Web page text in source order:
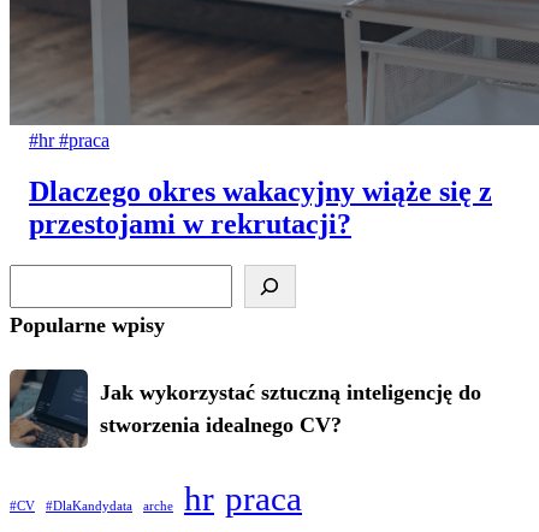
#hr #praca
Dlaczego okres wakacyjny wiąże się z
przestojami w rekrutacji?
Popularne wpisy
Jak
wykorzystać
sztuczną
do
Jak wykorzystać sztuczną inteligencję do
stworzenia idealnego CV?
#CV #DlaKandydata arche hr praca